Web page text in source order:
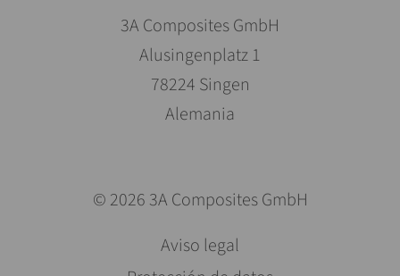
3A Composites GmbH
Alusingenplatz 1
78224 Singen
Alemania
© 2026 3A Composites GmbH
Aviso legal